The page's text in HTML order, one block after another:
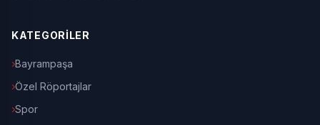
KATEGORİLER
Bayrampaşa
Özel Röportajlar
Spor